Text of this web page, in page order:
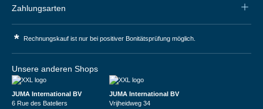
Zahlungsarten
* Rechnungskauf ist nur bei positiver Bonitätsprüfung möglich.
Unsere anderen Shops
JUMA International BV
6 Rue des Bateliers
JUMA International BV
Vrijheidweg 34